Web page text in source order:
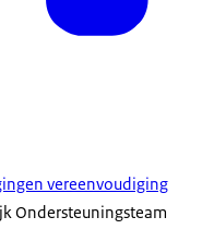
vereenvoudiging
Ondersteuningsteam